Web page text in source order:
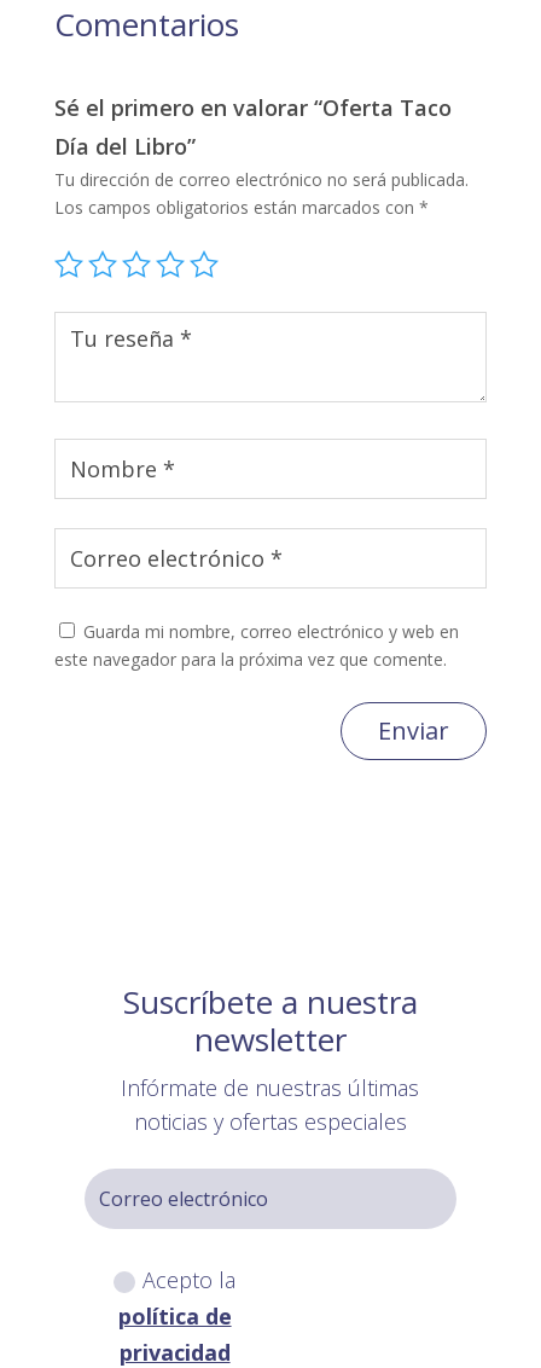
Comentarios
Sé el primero en valorar “Oferta Taco
Día del Libro”
Tu dirección de correo electrónico no será publicada.
Los campos obligatorios están marcados con *
Guarda mi nombre, correo electrónico y web en
este navegador para la próxima vez que comente.
Enviar
Suscríbete a nuestra
newsletter
Infórmate de nuestras últimas
noticias y ofertas especiales
Acepto la
política de
privacidad